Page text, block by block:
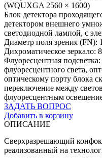
(WQUXGA 2560 × 1600)
Блок детектора
детектором внешнего
светодиодной лампой, с
Диаметр поля зрения (FN):
Дихроматическое зеркало:
Флуоресцентная
флуоресцентного света,
оптическому порту блока
переключение между
флуоресцентным
ЗАДАТЬ ВОПРОС
Добавить в корзину
ОПИСАНИЕ
Сверхразрешающий
реализованный на